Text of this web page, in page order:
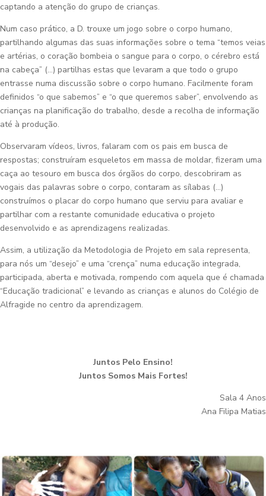
captando a atenção do grupo de crianças.
Num caso prático, a D. trouxe um jogo sobre o corpo humano,
partilhando algumas das suas informações sobre o tema “temos veias
e artérias, o coração bombeia o sangue para o corpo, o cérebro está
na cabeça” (…) partilhas estas que levaram a que todo o grupo
entrasse numa discussão sobre o corpo humano. Facilmente foram
definidos “o que sabemos” e “o que queremos saber”, envolvendo as
crianças na planificação do trabalho, desde a recolha de informação
até à produção.
Observaram vídeos, livros, falaram com os pais em busca de
respostas; construíram esqueletos em massa de moldar, fizeram uma
caça ao tesouro em busca dos órgãos do corpo, descobriram as
vogais das palavras sobre o corpo, contaram as sílabas (…)
construímos o placar do corpo humano que serviu para avaliar e
partilhar com a restante comunidade educativa o projeto
desenvolvido e as aprendizagens realizadas.
Assim, a utilização da Metodologia de Projeto em sala representa,
para nós um “desejo” e uma “crença” numa educação integrada,
participada, aberta e motivada, rompendo com aquela que é chamada
“Educação tradicional” e levando as crianças e alunos do Colégio de
Alfragide no centro da aprendizagem.
Juntos Pelo Ensino!
Juntos Somos Mais Fortes!
Sala 4 Anos
Ana Filipa Matias